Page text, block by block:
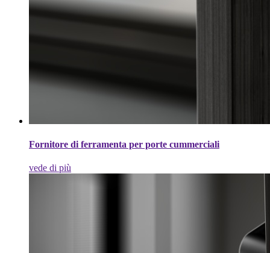
Fornitore di ferramenta per porte cummerciali
vede di più